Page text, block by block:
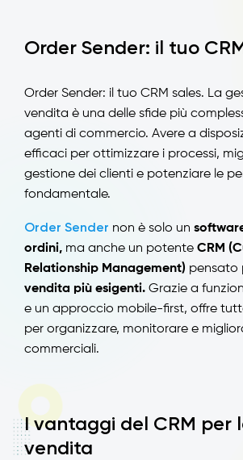
Order Sender: il tuo
Order Sender: il tuo CRM sales. La
vendita è una delle sfide più
agenti di commercio. Avere a
efficaci per ottimizzare i processi,
gestione dei clienti e potenziare le
fondamentale.
Order Sender non è solo un
ordini, ma anche un potente CRM
Relationship Management) pensato
vendita più esigenti. Grazie a
e un approccio mobile-first, offre
per organizzare, monitorare e
commerciali.
I vantaggi del CRM per
vendita